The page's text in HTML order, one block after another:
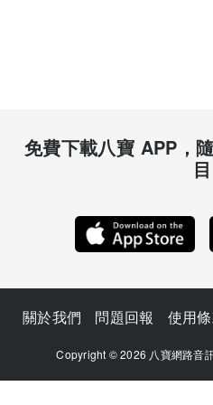
免費下載八寶 APP，
目
關於我們 問題回報 使用
Copyright © 2026 八寶網路音